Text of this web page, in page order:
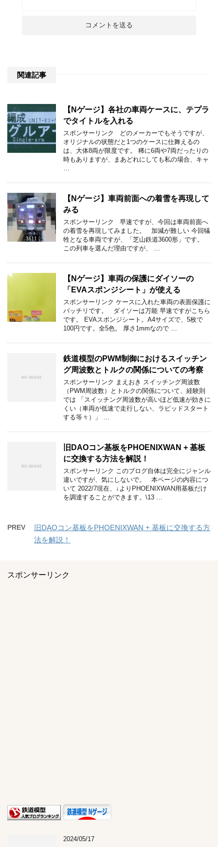
関連記事
【Nゲージ】各社の車両ケースに、テプラ
でタイトルを入れる
スポンサーリンク どのメーカーでもそうですが、
オリジナルの状態だと1つのケースに仕舞えるの
は、大体8両が限度です。 稀に6両や7両だったりの
時もありますが、まあどれにしても私の場合、キャ
…
【Nゲージ】車両前面への着雪を再現して
みる
スポンサーリンク 早速ですが、今回は車両前面へ
の着雪を再現してみました。 加減が難しい 今回犠
牲となる車両ですが、「芝山鉄道3600形」です。
この列車を選んだ理由ですが、 …
【Nゲージ】車両の保護にダイソーの
「EVAスポンジシート」が使える
スポンサーリンク ケースに入れた車両の表面保護に
バッチリです。 ダイソーは万能 早速ですがこちら
です。 EVAスポンジシート。A4サイズで、5枚で
100円です。全5色。 厚さ1mmなので …
鉄道模型のPWM制御におけるスイッチン
グ周波数とトルクの関係についての考察
スポンサーリンク まえおき スイッチング周波数
（PWM周波数）とトルクの関係について、経験則
では 「スイッチング周波数が高いほど低速が効きに
くい（車両が低速で走行しない、ラピッドスタート
する等々）」 …
旧DAOコン基板をPHOENIXWAN + 基板
に交換する方法を解説！
スポンサーリンク このブログ自体は完全にジャンル
違いですが、気にしないで。 本ページの内容につ
いて 2022/7現在、↓よりPHOENIXWAN用基板だけ
を調達することができます。\13 …
PREV
旧DAOコン基板をPHOENIXWAN + 基板に交換する方
法を解説！
スポンサーリンク
2024/05/17